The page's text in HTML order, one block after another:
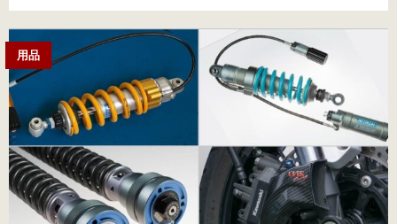
ブレーキホースも車種別で用意されている。さらに極めつ…
用品